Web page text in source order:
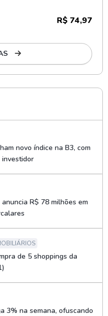
R$ 74,97
novo índice na B3, com
investidor
R$ 78 milhões em
de 5 shoppings da
3% na semana, ofuscando